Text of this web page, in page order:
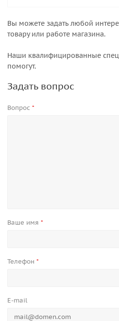
Вы можете задать любой
товару или работе магазина.
Наши квалифицированные
помогут.
Задать вопрос
Вопрос *
Ваше имя *
Телефон *
E-mail